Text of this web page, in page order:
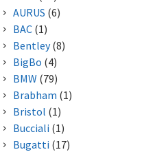
AURUS (6)
BAC(1)
Bentley(8)
BigBo (4)
BMW (79)
Brabham (1)
Bristol (1)
Bucciali (1)
Bugatti (17)